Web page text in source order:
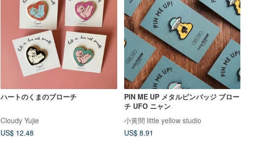
ハートのくまのブローチ
Cloudy Yujie
US$ 12.48
PIN ME UP メタルピンバッジ ブロー
チ UFO ニャン
小黃間 little yellow studio
US$ 8.91